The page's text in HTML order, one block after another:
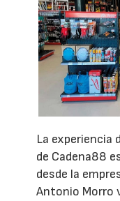
La experiencia
de Cadena88
desde la
Antonio Morro